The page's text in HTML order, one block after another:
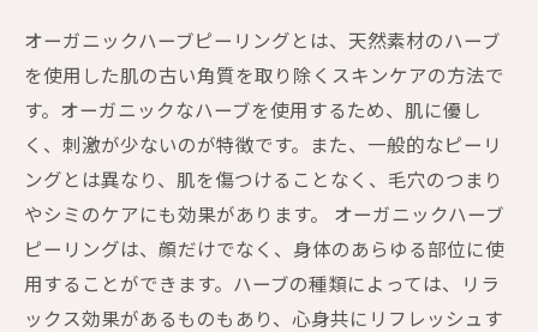
オーガニックハーブピーリングとは、天然素材のハーブ
を使用した肌の古い角質を取り除くスキンケアの方法で
す。オーガニックなハーブを使用するため、肌に優し
く、刺激が少ないのが特徴です。また、一般的なピーリ
ングとは異なり、肌を傷つけることなく、毛穴のつまり
やシミのケアにも効果があります。 オーガニックハーブ
ピーリングは、顔だけでなく、身体のあらゆる部位に使
用することができます。ハーブの種類によっては、リラ
ックス効果があるものもあり、心身共にリフレッシュす